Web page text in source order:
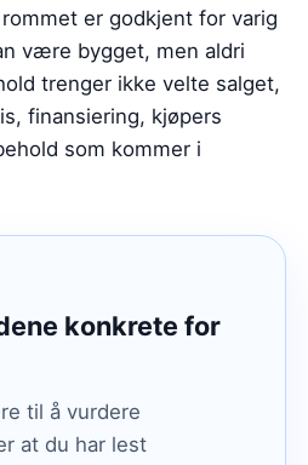
er godkjent for varig
være bygget, men aldri
trenger ikke velte salget,
finansiering, kjøpers
som kommer i
konkrete for
til å vurdere
at du har lest